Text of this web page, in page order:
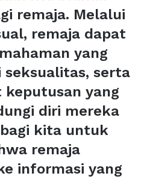
remaja. Melalui
remaja dapat
yang
seksualitas, serta
yang
diri mereka
kita untuk
remaja
informasi yang